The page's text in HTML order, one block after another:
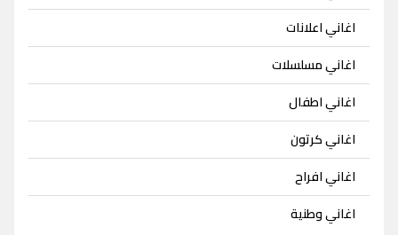
اغاني اعلانات
اغاني مسلسلات
اغاني اطفال
اغاني كرتون
اغاني افراح
اغاني وطنية